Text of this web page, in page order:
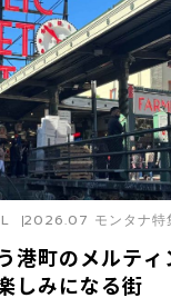
港町のメルテ
しみになる街
2026.07 モンタナ特